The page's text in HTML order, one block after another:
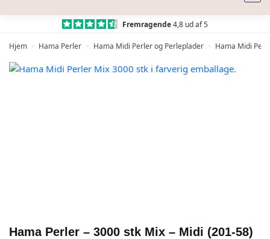
Fremragende4,8 ud af 5
Hjem » Hama Perler » Hama Midi Perler og Perleplader » Hama Midi
Hama Perler – 3000 stk Mix – Midi (201-58)